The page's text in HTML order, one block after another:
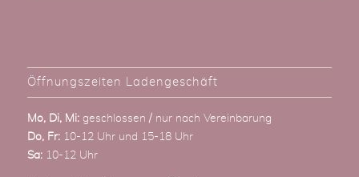
Öffnungszeiten Ladengeschäft
Mo, Di, Mi:geschlossen / nur nach Vereinbarung
Do, Fr:10-12 Uhr und 15-18 Uhr
Sa:10-12 Uhr